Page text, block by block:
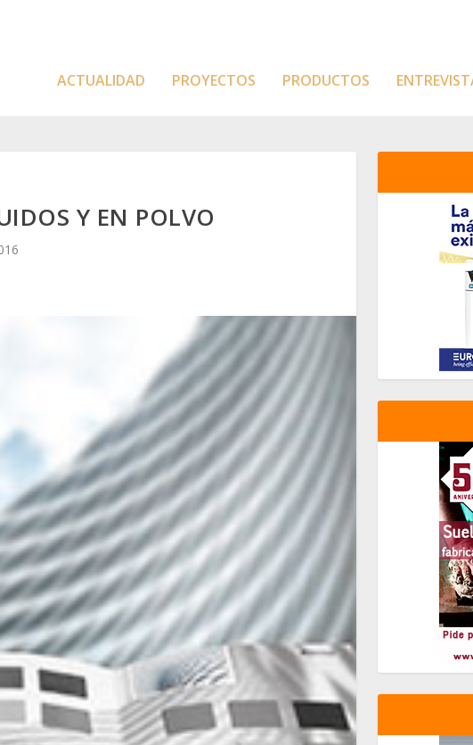
ACTUALIDAD PROYECTOS PRODUCTOS
Y EN POLVO